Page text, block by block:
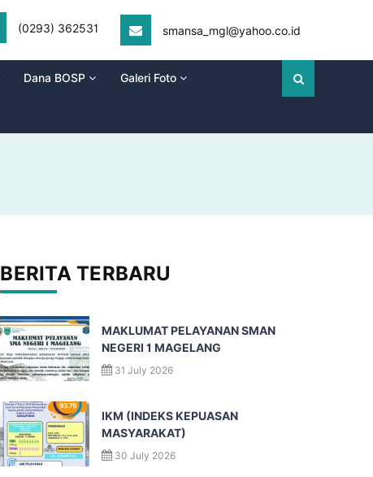
(0293) 362531 smansa_mgl@yahoo.co.id
Dana BOSP Galeri Foto
BERITA TERBARU
MAKLUMAT PELAYANAN SMAN
NEGERI 1 MAGELANG
31 July 2026
IKM (INDEKS KEPUASAN
MASYARAKAT)
30 July 2026